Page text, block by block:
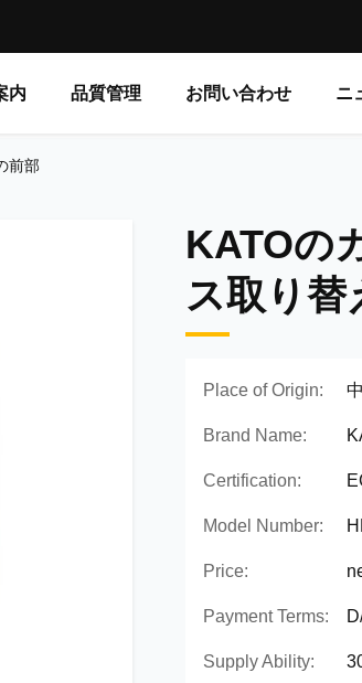
内 品質管理 お問い合わせ ニ
前部
KATOの
ス取り替
Place of Origin:
Brand Name:
Certification:
Model Number:
Price:
Payment Terms:
Supply Ability: